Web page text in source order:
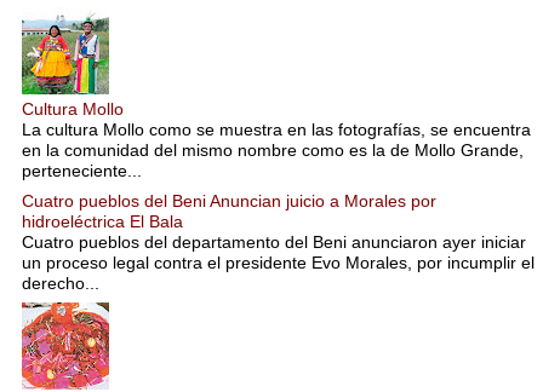
Cultura Mollo
La cultura Mollo como se muestra en las fotografías, se encuentra
en la comunidad del mismo nombre como es la de Mollo Grande,
perteneciente...
Cuatro pueblos del Beni Anuncian juicio a Morales por
hidroeléctrica El Bala
Cuatro pueblos del departamento del Beni anunciaron ayer iniciar
un proceso legal contra el presidente Evo Morales, por incumplir el
derecho...